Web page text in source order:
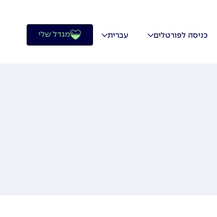
כניסה לפורטלים עברית מגדל שלי